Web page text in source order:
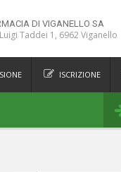
DI VIGANELLO SA
Taddei 1, 6962 Viganello
ISCRIZIONE
DE